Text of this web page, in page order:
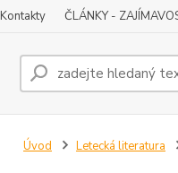
Kontakty ČLÁNKY -
Úvod Letecká literatura